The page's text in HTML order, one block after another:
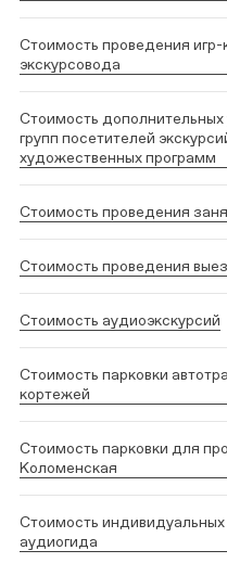
Стоимость проведения игр-
экскурсовода
Стоимость дополнительных
групп посетителей
художественных программ
Стоимость проведения
Стоимость проведения
Стоимость аудиоэкскурсий
Стоимость парковки
кортежей
Стоимость парковки для
Коломенская
Стоимость
аудиогида